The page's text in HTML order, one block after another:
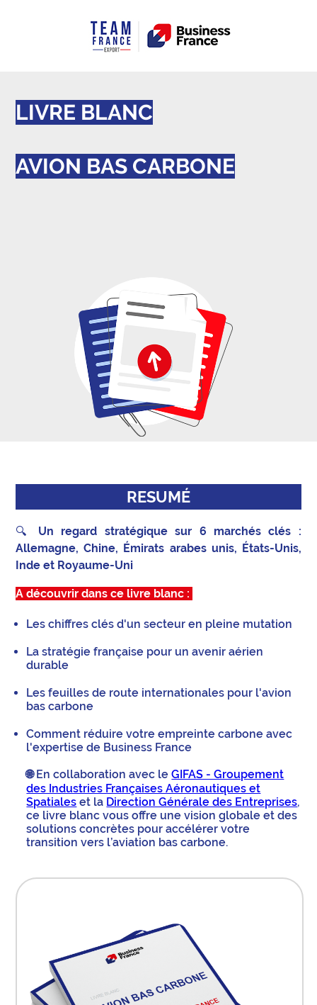
LIVRE BLANC
AVION BAS CARBONE
RESUMÉ
🔍 Un regard stratégique sur 6 marchés clés :
Allemagne, Chine, Émirats arabes unis, États-Unis,
Inde et Royaume-Uni
A découvrir dans ce livre blanc :
Les chiffres clés d'un secteur en pleine mutation
La stratégie française pour un avenir aérien
durable
Les feuilles de route internationales pour l'avion
bas carbone
Comment réduire votre empreinte carbone avec
l'expertise de Business France
🌐 En collaboration avec leGIFAS - Groupement
des Industries Françaises Aéronautiques et
Spatiales et la Direction Générale des Entreprises,
ce livre blanc vous offre une vision globale et des
solutions concrètes pour accélérer votre
transition vers l’aviation bas carbone.